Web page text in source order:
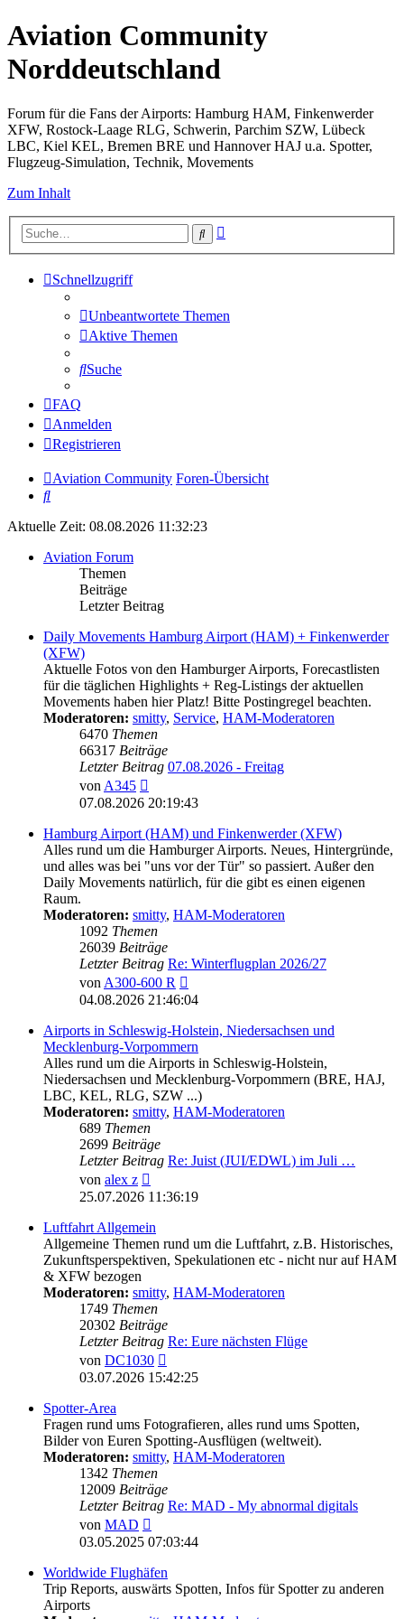
Aviation Community
Norddeutschland
Forum für die Fans der Airports: Hamburg HAM, Finkenwerder
XFW, Rostock-Laage RLG, Schwerin, Parchim SZW, Lübeck
LBC, Kiel KEL, Bremen BRE und Hannover HAJ u.a. Spotter,
Flugzeug-Simulation, Technik, Movements
Zum Inhalt
Suche
Schnellzugriff
Unbeantwortete Themen
Aktive Themen
Suche
FAQ
Anmelden
Registrieren
Aviation Community Foren-Übersicht
Suche
Aktuelle Zeit: 08.08.2026 11:32:23
Aviation Forum
Themen
Beiträge
Letzter Beitrag
Daily Movements Hamburg Airport (HAM) + Finkenwerder
(XFW)
Aktuelle Fotos von den Hamburger Airports, Forecastlisten
für die täglichen Highlights + Reg-Listings der aktuellen
Movements haben hier Platz! Bitte Postingregel beachten.
Moderatoren: smitty, Service, HAM-Moderatoren
6470 Themen
66317 Beiträge
Letzter Beitrag 07.08.2026 - Freitag
vonA345
Beitrag
07.08.2026 20:19:43
Hamburg Airport (HAM) und Finkenwerder (XFW)
Alles rund um die Hamburger Airports. Neues, Hintergründe,
und alles was bei "uns vor der Tür" so passiert. Außer den
Daily Movements natürlich, für die gibt es einen eigenen
Raum.
Moderatoren: smitty, HAM-Moderatoren
1092 Themen
26039 Beiträge
Letzter Beitrag Re: Winterflugplan 2026/27
vonA300-600 R
Beitrag
04.08.2026 21:46:04
Airports in Schleswig-Holstein, Niedersachsen und
Mecklenburg-Vorpommern
Alles rund um die Airports in Schleswig-Holstein,
Niedersachsen und Mecklenburg-Vorpommern (BRE, HAJ,
LBC, KEL, RLG, SZW ...)
Moderatoren: smitty, HAM-Moderatoren
689 Themen
2699 Beiträge
Letzter Beitrag Re: Juist (JUI/EDWL) im Juli …
von alex z
Beitrag
25.07.2026 11:36:19
Luftfahrt Allgemein
Allgemeine Themen rund um die Luftfahrt, z.B. Historisches,
Zukunftsperspektiven, Spekulationen etc - nicht nur auf HAM
& XFW bezogen
Moderatoren: smitty, HAM-Moderatoren
1749 Themen
20302 Beiträge
Letzter Beitrag Re: Eure nächsten Flüge
von DC1030
Beitrag
03.07.2026 15:42:25
Spotter-Area
Fragen rund ums Fotografieren, alles rund ums Spotten,
Bilder von Euren Spotting-Ausflügen (weltweit).
Moderatoren: smitty, HAM-Moderatoren
1342 Themen
12009 Beiträge
Letzter Beitrag Re: MAD - My abnormal digitals
von MAD
Beitrag
03.05.2025 07:03:44
Worldwide Flughäfen
Trip Reports, auswärts Spotten, Infos für Spotter zu anderen
Airports